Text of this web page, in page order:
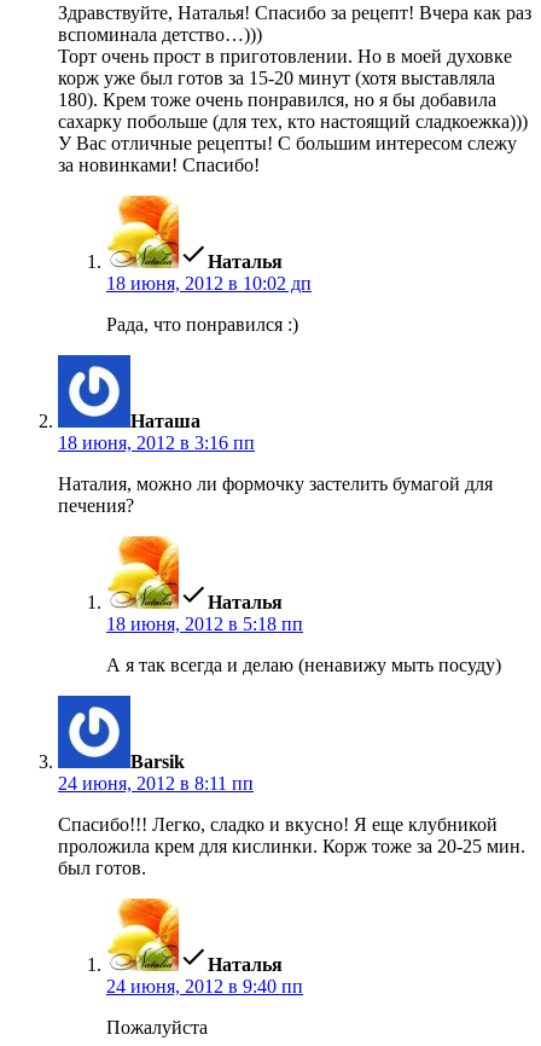
Здравствуйте, Наталья! Спасибо за рецепт! Вчера как раз
вспоминала детство…)))
Торт очень прост в приготовлении. Но в моей духовке
корж уже был готов за 15-20 минут (хотя выставляла
180). Крем тоже очень понравился, но я бы добавила
сахарку побольше (для тех, кто настоящий сладкоежка)))
У Вас отличные рецепты! С большим интересом слежу
за новинками! Спасибо!
Наталья
18 июня, 2012 в 10:02 дп
Рада, что понравился :)
Наташа
18 июня, 2012 в 3:16 пп
Наталия, можно ли формочку застелить бумагой для
печения?
Наталья
18 июня, 2012 в 5:18 пп
А я так всегда и делаю (ненавижу мыть посуду)
Barsik
24 июня, 2012 в 8:11 пп
Спасибо!!! Легко, сладко и вкусно! Я еще клубникой
проложила крем для кислинки. Корж тоже за 20-25 мин.
был готов.
Наталья
24 июня, 2012 в 9:40 пп
Пожалуйста